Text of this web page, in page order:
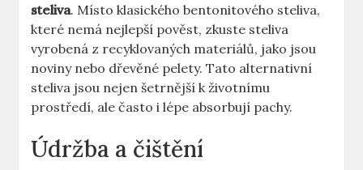
steliva. Místo klasického bentonitového steliva,
které nemá nejlepší pověst, zkuste steliva
vyrobená z recyklovaných materiálů, jako jsou
noviny nebo dřevěné pelety. Tato alternativní
steliva jsou nejen šetrnější k životnímu
prostředí, ale často i lépe absorbují pachy.
Údržba a čištění